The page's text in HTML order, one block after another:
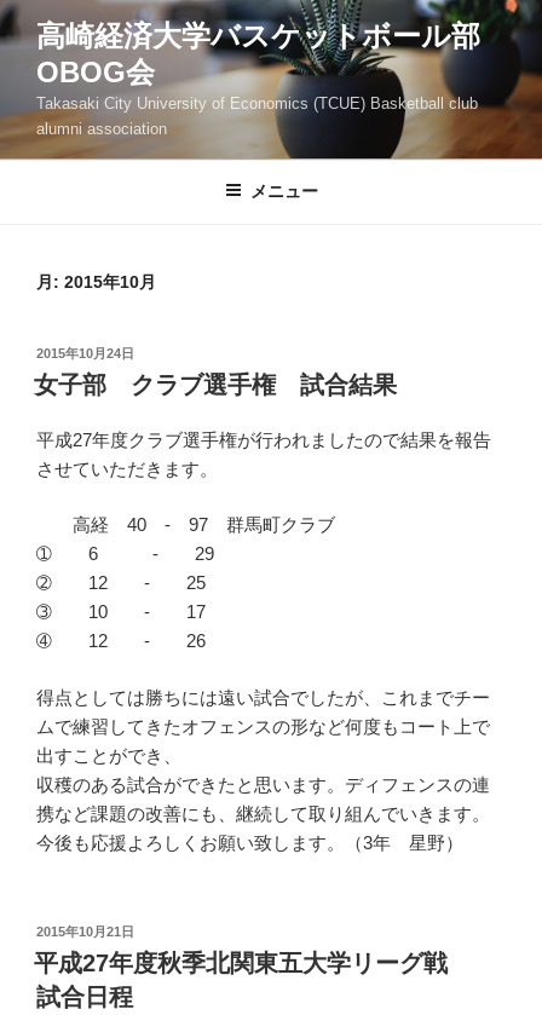
コ
ン
へ
高崎経済大学バスケットボール部
OBOG会
Takasaki City University of Economics (TCUE) Basketball club
alumni association
メニュー
月: 2015年10月
投
稿
日:
2015年10月24日
女子部 クラブ選手権 試合結果
平成27年度クラブ選手権が行われましたので結果を報告
させていただきます。
高経 40 - 97 群馬町クラブ
➀ 6 - 29
➁ 12 - 25
➂ 10 - 17
➃ 12 - 26
得点としては勝ちには遠い試合でしたが、これまでチー
ムで練習してきたオフェンスの形など何度もコート上で
出すことができ、
収穫のある試合ができたと思います。ディフェンスの連
携など課題の改善にも、継続して取り組んでいきます。
今後も応援よろしくお願い致します。（3年 星野）
投
稿
日:
2015年10月21日
平成27年度秋季北関東五大学リーグ戦
試合日程